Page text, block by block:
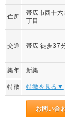
住所
帯広市西十六
丁目
交通 帯広 徒歩37
築年 新築
特徴 特徴を見る▼
お問い合